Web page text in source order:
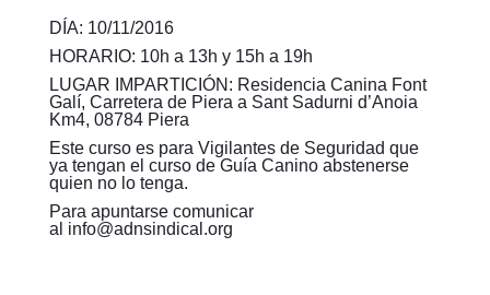
DÍA: 10/11/2016
HORARIO: 10h a 13h y 15h a 19h
LUGAR IMPARTICIÓN: Residencia Canina Font
Galí, Carretera de Piera a Sant Sadurni d’Anoia
Km4, 08784 Piera
Este curso es para Vigilantes de Seguridad que
ya tengan el curso de Guía Canino abstenerse
quien no lo tenga.
Para apuntarse comunicar
al info@adnsindical.org